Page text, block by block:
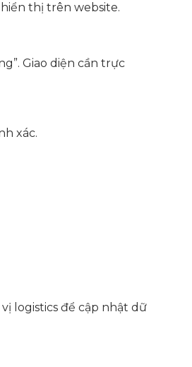
thị trên website.
Giao diện cần trực
xác.
logistics để cập nhật dữ